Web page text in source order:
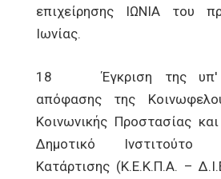
επιχείρησης ΙΩΝΙΑ του
Ιωνίας.
18 Έγκριση της υπ'
απόφασης της
Κοινωνικής Προστασίας
Δημοτικό Ινστιτούτο
Κατάρτισης (Κ.Ε.Κ.Π.Α. –